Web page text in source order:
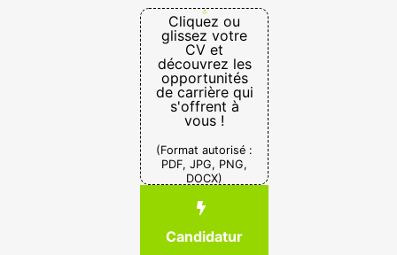
Cliquez ou
glissez votre
CV et
découvrez les
opportunités
de carrière qui
s'offrent à
vous !
(Format autorisé :
PDF, JPG, PNG,
DOCX)
Candidatur